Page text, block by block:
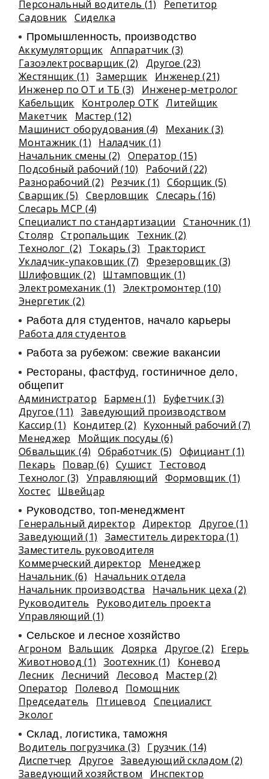
Персональный водитель (1)
Репетитор
Садовник Сиделка
Промышленность, производство
Аккумуляторщик Аппаратчик (3)
Газоэлектросварщик (2)
Другое (23)
Жестянщик (1)
Замерщик
Инженер (21)
Инженер по ОТ и ТБ (3)
Инженер-метролог
Кабельщик
Контролер ОТК Литейщик
Макетчик
Мастер (12)
Машинист оборудования (4)
Механик (3)
Монтажник (1)
Наладчик (1)
Начальник смены (2)
Оператор (15)
Подсобный рабочий (10)
Рабочий (22)
Разнорабочий (2)
Резчик (1)
Сборщик (5)
Сварщик (5)
Сверловщик Слесарь (16)
Слесарь МСР (4)
Специалист по стандартизации
Станочник (1)
Столяр Стропальщик
Техник (2)
Технолог (2)
Токарь (3)
Тракторист
Укладчик-упаковщик (7)
Фрезеровщик (3)
Шлифовщик (2)
Штамповщик (1)
Электромеханик (1)
Электромонтер (10)
Энергетик (2)
Работа для студентов, начало карьеры
Работа для студентов
Работа за рубежом: свежие вакансии
Рестораны, фастфуд, гостиничное дело,
общепит
Администратор Бармен (1)
Буфетчик (3)
Другое (11)
Заведующий производством
Кассир (1)
Кондитер (2)
Кухонный рабочий (7)
Менеджер
Мойщик посуды (6)
Обвальщик (4)
Обработчик (5)
Официант (1)
Пекарь
Повар (6) Сушист
Тестовод
Технолог (3)
Управляющий
Формовщик (1)
Хостес Швейцар
Руководство, топ-менеджмент
Генеральный директор Директор
Другое (1)
Заведующий (1)
Заместитель директора (1)
Заместитель руководителя
Коммерческий директор
Менеджер
Начальник (6)
Начальник отдела
Начальник производства
Начальник цеха (2)
Руководитель
Руководитель проекта
Управляющий (1)
Сельское и лесное хозяйство
Агроном Вальщик Доярка Другое (2)
Егерь
Животновод (1)
Зоотехник (1)
Коневод
Лесник Лесничий Лесовод
Мастер (2)
Оператор
Полевод
Помощник
Председатель
Птицевод
Специалист
Эколог
Склад, логистика, таможня
Водитель погрузчика (3)
Грузчик (14)
Диспетчер
Другое Заведующий складом (2)
Заведующий хозяйством
Инспектор